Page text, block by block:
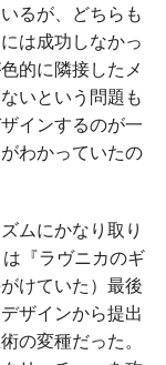
るが、どちらも
は成功しなかっ
的に隣接したメ
いという問題も
インするのが一
わかっていたの
ムにかなり取り
『ラヴニカのギ
けていた）最後
ザインから提出
の変種だった。